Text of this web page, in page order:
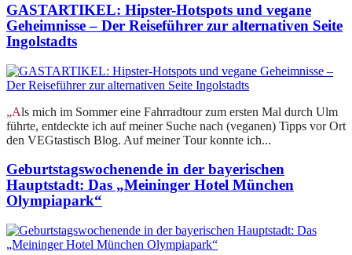
GASTARTIKEL: Hipster-Hotspots und vegane
Geheimnisse – Der Reiseführer zur alternativen Seite
Ingolstadts
„Als mich im Sommer eine Fahrradtour zum ersten Mal durch Ulm
führte, entdeckte ich auf meiner Suche nach (veganen) Tipps vor Ort
den VEGtastisch Blog. Auf meiner Tour konnte ich...
Geburtstagswochenende in der bayerischen
Hauptstadt: Das „Meininger Hotel München
Olympiapark“